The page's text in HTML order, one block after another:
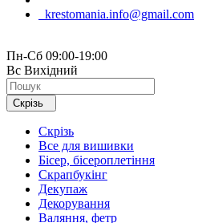
krestomania.info@gmail.com
Пн-Сб 09:00-19:00
Вс Вихідний
Скрізь
Скрізь
Все для вишивки
Бісер, бісероплетіння
Скрапбукінг
Декупаж
Декорування
Валяння, фетр